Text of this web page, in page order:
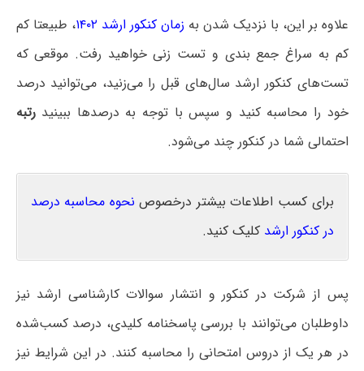
علاوه بر این، با نزدیک شدن به زمان کنکور ارشد ۱۴۰۲
، طبیعتا کم
کم به سراغ جمع بندی و تست زنی خواهید رفت. موقعی که
تست‌های کنکور ارشد سال‌های قبل را می‌زنید، می‌توانید درصد
خود را محاسبه کنید و سپس با توجه به درصدها ببینیدرتبه
احتمالی شما در کنکور چند می‌شود.
برای کسب اطلاعات بیشتر درخصوص نحوه محاسبه درصد
در کنکور ارشد کلیک کنید.
پس از شرکت در کنکور و انتشار سوالات کارشناسی ارشد نیز
داوطلبان می‌توانند با بررسی پاسخنامه کلیدی، درصد کسب‌شده
در هر یک از دروس امتحانی را محاسبه کنند. در این شرایط نیز